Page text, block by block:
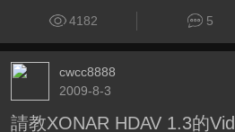
4182 5
cwcc8888
2009-8-3
請教XONAR HDAV 1.3的